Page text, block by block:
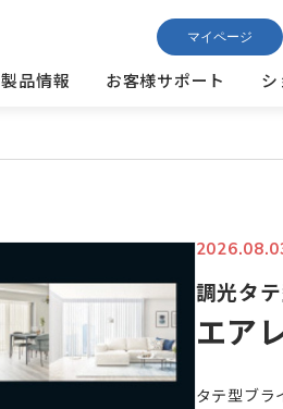
製品情報 お客様サポート シ
マイページ
調光タ
エア
タテ型ブラ